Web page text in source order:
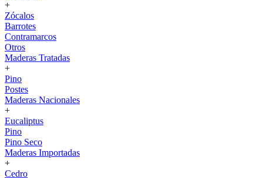
+
Zócalos
Barrotes
Contramarcos
Otros
Maderas Tratadas
+
Pino
Postes
Maderas Nacionales
+
Eucaliptus
Pino
Pino Seco
Maderas Importadas
+
Cedro